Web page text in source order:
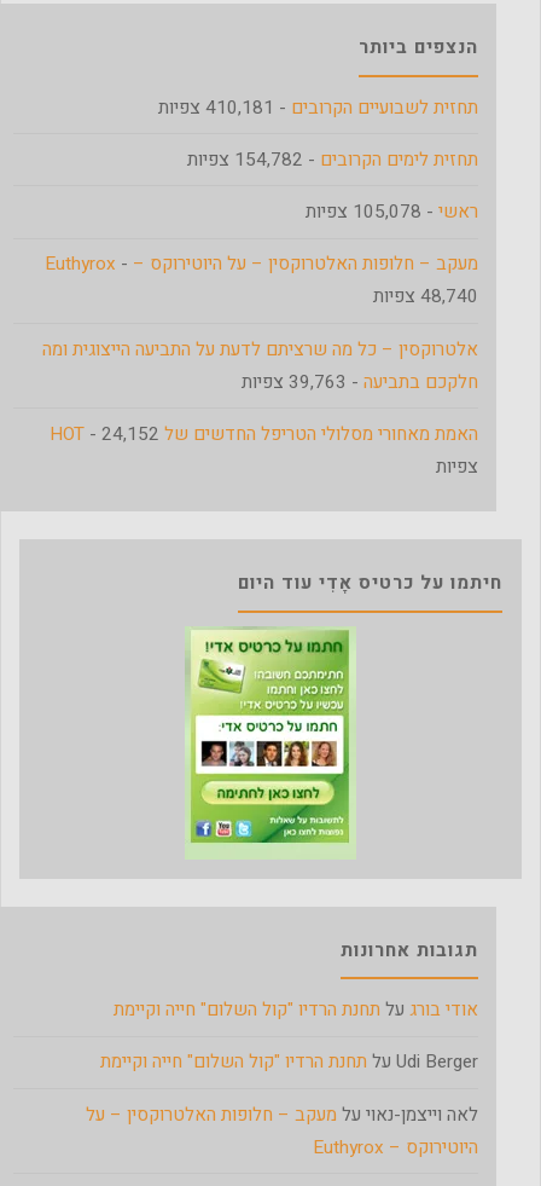
הנצפים ביותר
תחזית לשבועיים הקרובים - 410,181 צפיות
תחזית לימים הקרובים - 154,782 צפיות
ראשי - 105,078 צפיות
מעקב – חלופות האלטרוקסין – על היוטירוקס – Euthyrox -
48,740 צפיות
אלטרוקסין – כל מה שרציתם לדעת על התביעה הייצוגית ומה
חלקכם בתביעה - 39,763 צפיות
האמת מאחורי מסלולי הטריפל החדשים של HOT - 24,152
צפיות
חיתמו על כרטיס אָדִי עוד היום
תגובות אחרונות
אודי בורג על תחנת הרדיו "קול השלום" חייה וקיימת
Udi Berger על תחנת הרדיו "קול השלום" חייה וקיימת
לאה וייצמן-נאוי על מעקב – חלופות האלטרוקסין – על
היוטירוקס – Euthyrox